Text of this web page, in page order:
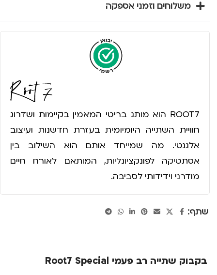
משלוחים וזמני אספקה
ROOT7 הוא מותג בריטי המאמין בקיימות ושדרוג
חוויית השתייה היומיומית בעזרת חדשנות ועיצוב
אלגנטי. מה שמייחד אותם הוא השילוב בין
אסתטיקה לפונקציונליות, המותאם לאורח חיים
מודרני וידידותי לסביבה.
שתף:
בקבוק שתייה רב פעמי Root7 Special